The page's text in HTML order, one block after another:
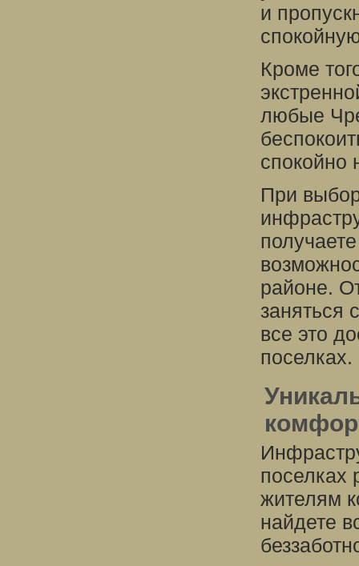
и
Кроме
любые
спокойно
При
районе.
заняться
все это
поселках.
поселках
жителям
найдете